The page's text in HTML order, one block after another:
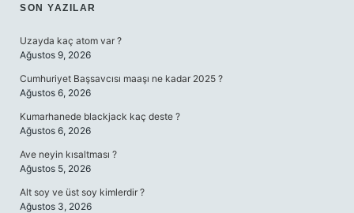
SIDEBAR
SON YAZILAR
Uzayda kaç atom var ?
Ağustos 9, 2026
Cumhuriyet Başsavcısı maaşı ne kadar 2025 ?
Ağustos 6, 2026
Kumarhanede blackjack kaç deste ?
Ağustos 6, 2026
Ave neyin kısaltması ?
Ağustos 5, 2026
Alt soy ve üst soy kimlerdir ?
Ağustos 3, 2026